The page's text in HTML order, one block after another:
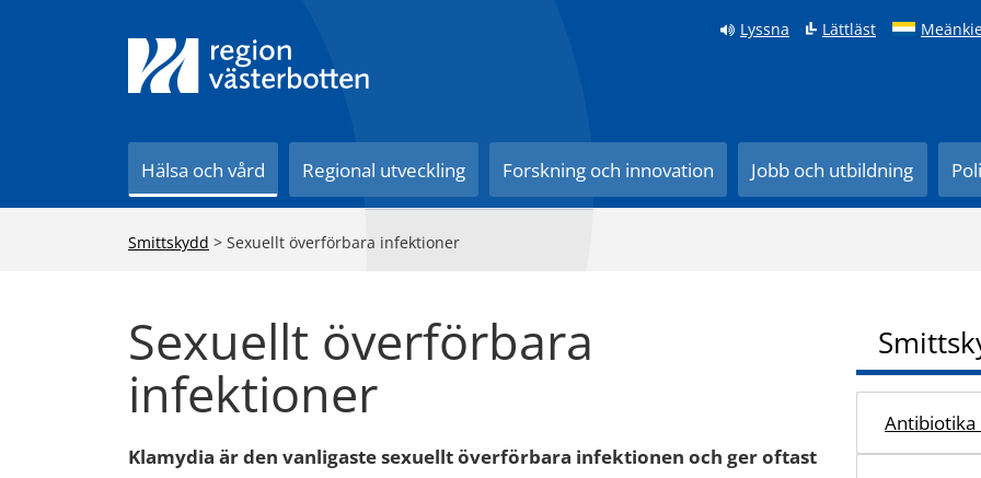
Lyssna Lättläst
Hälsa och vård Regional utveckling Forskning och innovation Jobb och utbildning
Smittskydd > Sexuellt överförbara infektioner
Sexuellt överförbara
infektioner
Klamydia är den vanligaste sexuellt överförbara infektionen och ger oftast